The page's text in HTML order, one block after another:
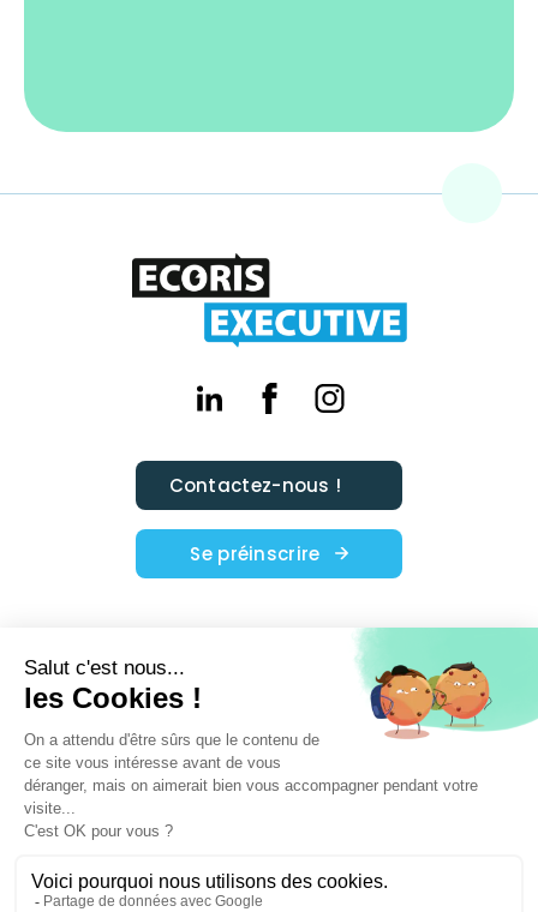
Contactez-nous !
Se préinscrire
Financement
Agenda